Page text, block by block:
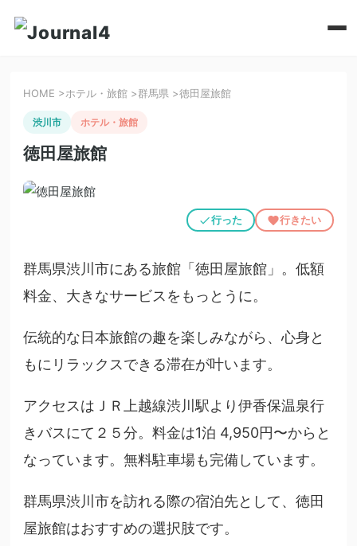
HOME >ホテル・旅館 >群馬県 >徳田屋旅館
渋川市 ホテル・旅館
徳田屋旅館
行った 行きたい
群馬県渋川市にある旅館「徳田屋旅館」。低額
料金、大きなサービスをもっとうに。
伝統的な日本旅館の趣を楽しみながら、心身と
もにリラックスできる滞在が叶います。
アクセスはＪＲ上越線渋川駅より伊香保温泉行
きバスにて２５分。料金は1泊 4,950円〜からと
なっています。無料駐車場も完備しています。
群馬県渋川市を訪れる際の宿泊先として、徳田
屋旅館はおすすめの選択肢です。